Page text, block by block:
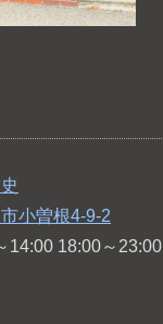
小曽根4-9-2
14:00 18:00～23:00